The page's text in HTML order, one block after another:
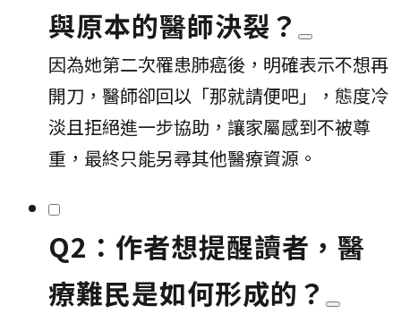
與原本的醫師決裂？
因為她第二次罹患肺癌後，明確表示不想再
開刀，醫師卻回以「那就請便吧」，態度冷
淡且拒絕進一步協助，讓家屬感到不被尊
重，最終只能另尋其他醫療資源。
Q2：作者想提醒讀者，醫
療難民是如何形成的？